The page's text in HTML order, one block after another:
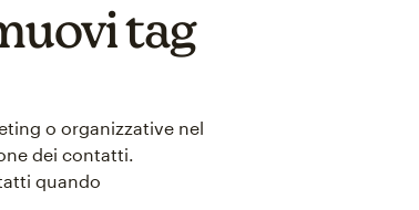
tag
o organizzative nel
dei contatti.
quando